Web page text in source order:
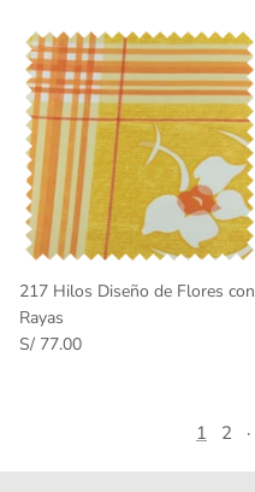
217 Hilos Diseño de Flores con
Rayas
S/ 77.00
1 2 ·